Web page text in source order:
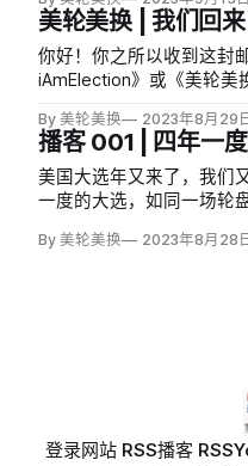
党初选中不可小觑的一股
支持，他们走多远？
美轮美换 | 我们回
你好！你之所以收到这封
iAmElection》或《美轮美
订阅这档播客。
By 美轮美换 2023年8月29
播客 001 | 四年一
美国大选年又来了，我们
一度的大选，如同一场轮
调中遥遥领先，却选择跳
By 美轮美换 2023年8月28
登录网站 RSS播客 RSS